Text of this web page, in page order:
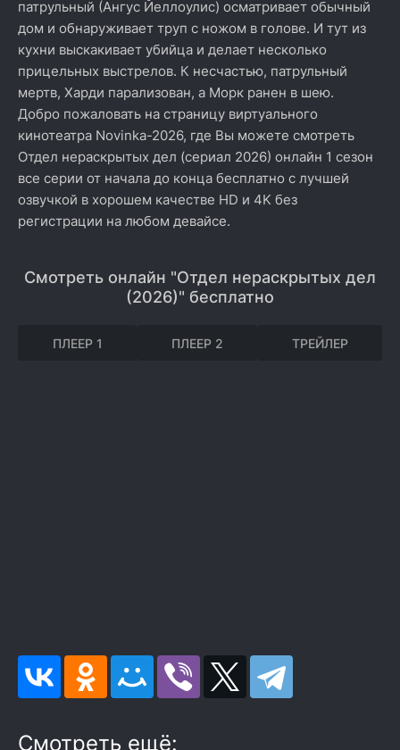
патрульный (Ангус Йеллоулис) осматривает обычный
дом и обнаруживает труп с ножом в голове. И тут из
кухни выскакивает убийца и делает несколько
прицельных выстрелов. К несчастью, патрульный
мертв, Харди парализован, а Морк ранен в шею.
Добро пожаловать на страницу виртуального
кинотеатра Novinka-2026, где Вы можете смотреть
Отдел нераскрытых дел (сериал 2026) онлайн 1 сезон
все серии от начала до конца бесплатно с лучшей
озвучкой в хорошем качестве HD и 4K без
регистрации на любом девайсе.
Смотреть онлайн "Отдел нераскрытых дел
(2026)" бесплатно
ПЛЕЕР 1 ПЛЕЕР 2 ТРЕЙЛЕР
Смотреть ещё: